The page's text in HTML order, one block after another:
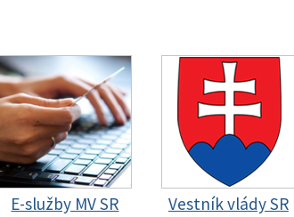
E-služby MV SR Vestník vlády SR